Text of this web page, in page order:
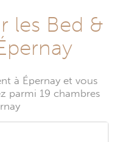
les Bed &
à Épernay et vous
parmi 19 chambres